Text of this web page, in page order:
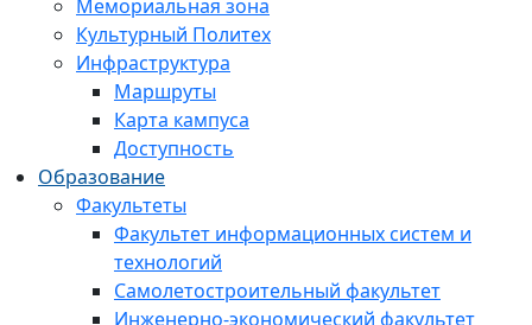
Мемориальная зона
Культурный Политех
Инфраструктура
Маршруты
Карта кампуса
Доступность
Образование
Факультеты
Факультет информационных систем и
технологий
Самолетостроительный факультет
Инженерно-экономический факультет